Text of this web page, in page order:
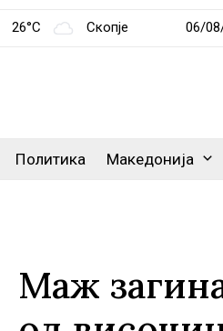
26°C Скопје 06/
Политика Македонија
Маж